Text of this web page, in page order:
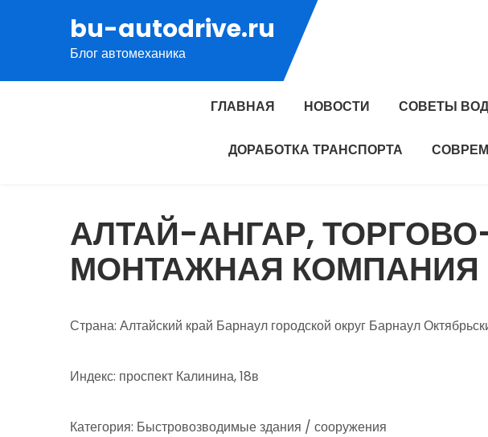
содержимому
bu-autodrive.ru
Блог автомеханика
ГЛАВНАЯ НОВОСТИ СОВЕТЫ
ДОРАБОТКА ТРАНСПОРТА
АЛТАЙ-АНГАР,
МОНТАЖНАЯ КОМПАНИЯ
Страна: Алтайский край Барнаул городской округ Барнаул
Индекс: проспект Калинина, 18в
Категория: Быстровозводимые здания / сооружения